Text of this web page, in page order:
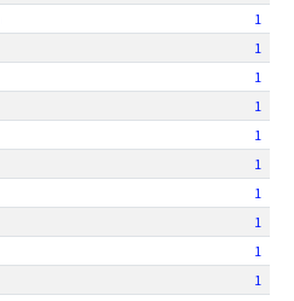
1
1
1
1
1
1
1
1
1
1